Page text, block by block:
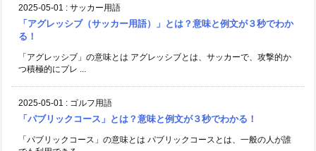
2025-05-01 : サッカー用語
「アグレッシブ（サッカー用語）」とは？意味と例文が３秒でわか
る！
「アグレッシブ」の意味とは アグレッシブとは、サッカーで、攻撃的か
つ積極的にプレ ...
2025-05-01 : ゴルフ用語
「パブリックコース」とは？意味と例文が３秒でわかる！
「パブリックコース」の意味とは パブリックコースとは、一般の人が誰